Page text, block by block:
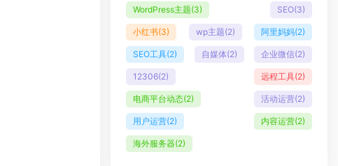
WordPress主题(3) SEO(3)
小红书(3) wp主题(2) 阿里妈妈(2)
SEO工具(2) 自媒体(2) 企业微信(2)
12306(2) 远程工具(2)
电商平台动态(2) 活动运营(2)
用户运营(2) 内容运营(2)
海外服务器(2)